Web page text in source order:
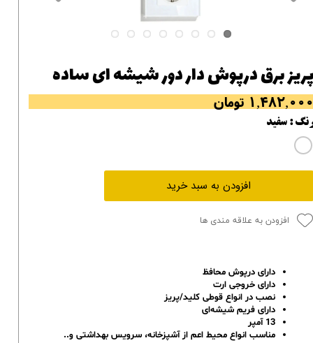
پریز برق درپوش دار دور شیشه ای ساده
۱,۴۸۲,۰۰۰ تومان
رنگ: سفید
افزودن به سبد خرید
افزودن به علاقه مندی ها
دارای درپوش محافظ
دارای خروجی ارت
نصب در انواع قوطی کلید/پریز
دارای فریم شیشه‌ای
13 آمپر
مناسب انواع محیط اعم از آشپزخانه، سرویس بهداشتی و..